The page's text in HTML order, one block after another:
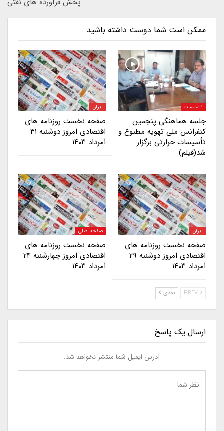
ممکن است شما دوست داشته باشید
تاسیسات
جلسه هماهنگی پنجمین
کنفرانس ملی تهویه مطبوع و
تأسیسات حرارتی برگزار
شد(فیلم)
ایران
صفحه نخست روزنامه های
اقتصادی امروز دوشنبه ۳۱
اَمرداد ۱۴۰۳
ایران
صفحه نخست روزنامه های
اقتصادی امروز دوشنبه ۲۹
اَمرداد ۱۴۰۳
صفحه اصلی
صفحه نخست روزنامه های
اقتصادی امروز چهارشنبه ۲۴
اَمرداد ۱۴۰۳
بعدی
ارسال یک پاسخ
آدرس ایمیل شما منتشر نخواهد شد.